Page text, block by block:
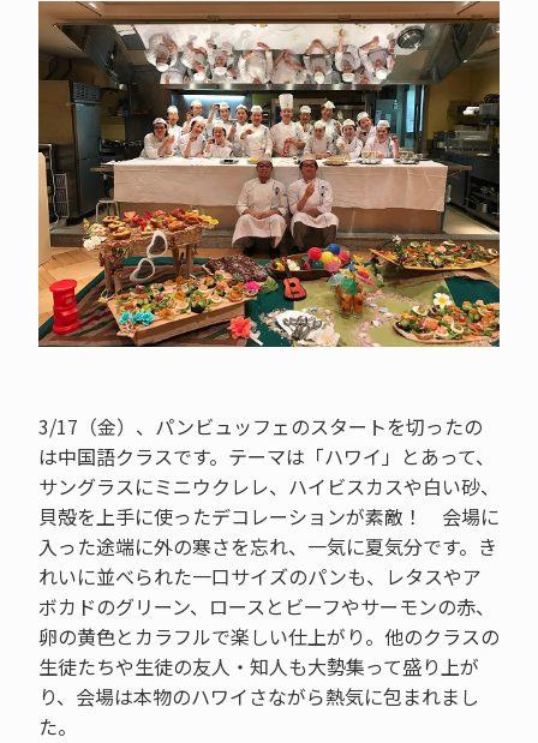
3/17（金）、パンビュッフェのスタートを切ったの
は中国語クラスです。テーマは「ハワイ」とあって、
サングラスにミニウクレレ、ハイビスカスや白い砂、
貝殻を上手に使ったデコレーションが素敵！ 会場に
入った途端に外の寒さを忘れ、一気に夏気分です。き
れいに並べられた一口サイズのパンも、レタスやア
ボカドのグリーン、ロースとビーフやサーモンの赤、
卵の黄色とカラフルで楽しい仕上がり。他のクラスの
生徒たちや生徒の友人・知人も大勢集って盛り上が
り、会場は本物のハワイさながら熱気に包まれまし
た。